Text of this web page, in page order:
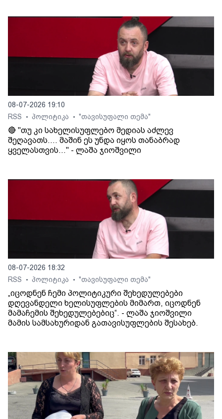
08-07-2026 19:10
RSS
• პოლიტიკა • "თავისუფალი თემა"
🔴 "თუ კი სახელისუფლებო მედიას აძლევ
შეღავათს.... მაშინ ეს უნდა იყოს თანაბრად
ყველასთვის..." - ლაშა ჯიოშვილი
08-07-2026 18:32
RSS
• პოლიტიკა • "თავისუფალი თემა"
„იცოდნენ ჩემი პოლიტიკური შეხედულებები
დღევანდელი ხელისუფლების მიმართ, იცოდნენ
მამაჩემის შეხედულებებიც“. - ლაშა ჯიოშვილი
მამის სამსახურიდან გათავისუფლების შესახებ.